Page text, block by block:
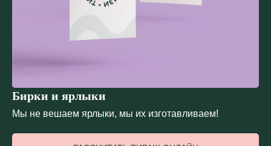
Бирки и ярлыки
Мы не вешаем ярлыки, мы их изготавливаем!